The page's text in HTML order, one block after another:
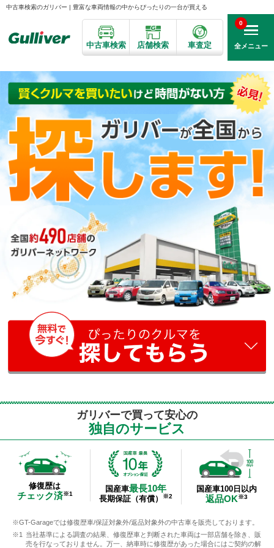
中古車検索のガリバー | 豊富な車両情報の中からぴったりの一台が買える
中古車検索 店舗検索 車査定 全メニュー
0
ガリバーで買って安心の
独自のサービス
修復歴は
チェック済※1
国産車最長10年
長期保証（有償） ※2
国産車100日以内
返品OK※3
GT-Garageでは修復歴車/保証対象外/返品対象外の中古車を販売しております。
当社基準による調査の結果、修復歴車と判断された車両は一部店舗を除き、販
売を行なっておりません。万一、納車時に修復歴があった場合にはご契約の解